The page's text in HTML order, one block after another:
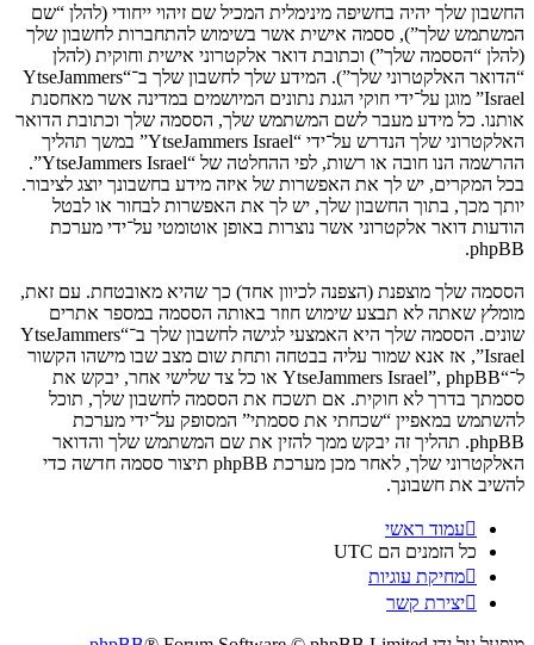
החשבון שלך יהיה בחשיפה מינימלית המכיל שם זיהוי ייחודי (להלן “שם
המשתמש שלך”), ססמה אישית אשר בשימוש להתחברות לחשבון שלך
(להלן “הססמה שלך”) וכתובת דואר אלקטרוני אישית וחוקית (להלן
“הדואר האלקטרוני שלך”). המידע שלך לחשבון שלך ב־“YtseJammers
Israel” מוגן על־ידי חוקי הגנת נתונים המיושמים במדינה אשר מאחסנת
אותנו. כל מידע מעבר לשם המשתמש שלך, הססמה שלך וכתובת הדואר
האלקטרוני שלך הנדרש על־ידי “YtseJammers Israel” במשך תהליך
ההרשמה הנו חובה או רשות, לפי ההחלטה של “YtseJammers Israel”.
בכל המקרים, יש לך את האפשרות של איזה מידע בחשבונך יוצג לציבור.
יותך מכך, בתוך החשבון שלך, יש לך את האפשרות לבחור או לבטל
הודעות דואר אלקטרוני אשר נוצרות באופן אוטומטי על־ידי מערכת
phpBB.
הססמה שלך מוצפנת (הצפנה לכיוון אחד) כך שהיא מאובטחת. עם זאת,
מומלץ שאתה לא תבצע שימוש חוזר באותה הססמה במספר אתרים
שונים. הססמה שלך היא האמצעי לגישה לחשבון שלך ב־“YtseJammers
Israel”, אז אנא שמור עליה בבטחה ותחת שום מצב שבו מישהו הקשור
ל־“YtseJammers Israel”, phpBB או כל צד שלישי אחר, יבקש את
ססמתך בדרך לא חוקית. אם תשכח את הססמה לחשבון שלך, תוכל
להשתמש במאפיין “שכחתי את ססמתי” המסופק על־ידי מערכת
phpBB. תהליך זה יבקש ממך להזין את שם המשתמש שלך והדואר
האלקטרוני שלך, לאחר מכן מערכת phpBB תיצור ססמה חדשה כדי
להשיב את חשבונך.
עמוד ראשי
כל הזמנים הם UTC
מחיקת עוגיות
יצירת קשר